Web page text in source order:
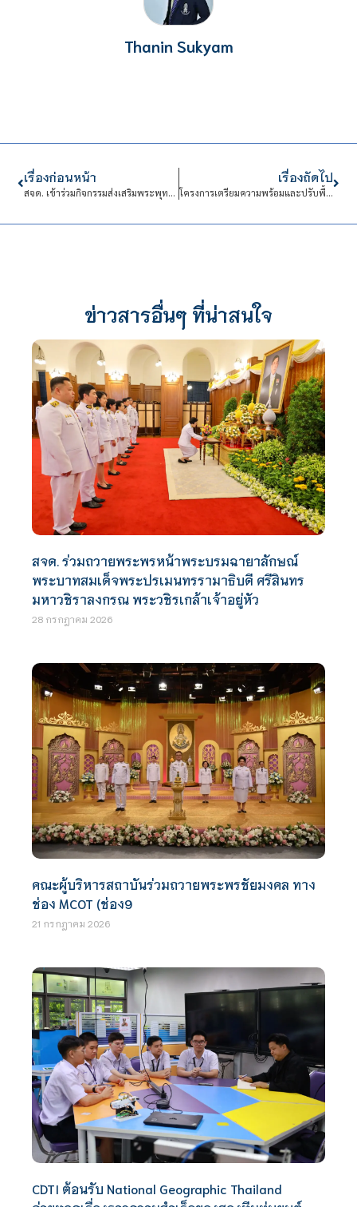
Thanin Sukyam
เรื่องก่อนหน้า
สจด. เข้าร่วมกิจกรรมส่งเสริมพระพุทธศาสนาเนื่องในเทศกาลวันวิสาขบูชา พุทธศักราช 2569
เรื่องถัดไป
โครงการเตรียมความพร้อมและปรับพื้นฐานสำหรับนักศึกษาใหม่ สาขาออกแบบดิจิทัลและเทคโนโลยี รุ่นที่ 69
ข่าวสารอื่นๆ ที่น่าสนใจ
สจด. ร่วมถวายพระพรหน้าพระบรมฉายาลักษณ์
พระบาทสมเด็จพระปรเมนทรรามาธิบดี ศรีสินทร
มหาวชิราลงกรณ พระวชิรเกล้าเจ้าอยู่หัว
28 กรกฎาคม 2026
คณะผู้บริหารสถาบันร่วมถวายพระพรชัยมงคล ทาง
ช่อง MCOT (ช่อง9
21 กรกฎาคม 2026
CDTI ต้อนรับ National Geographic Thailand